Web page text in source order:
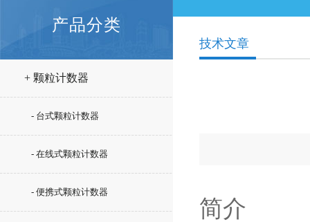
产品分类
+ 颗粒计数器
- 台式颗粒计数器
- 在线式颗粒计数器
- 便携式颗粒计数器
技术文章
简介